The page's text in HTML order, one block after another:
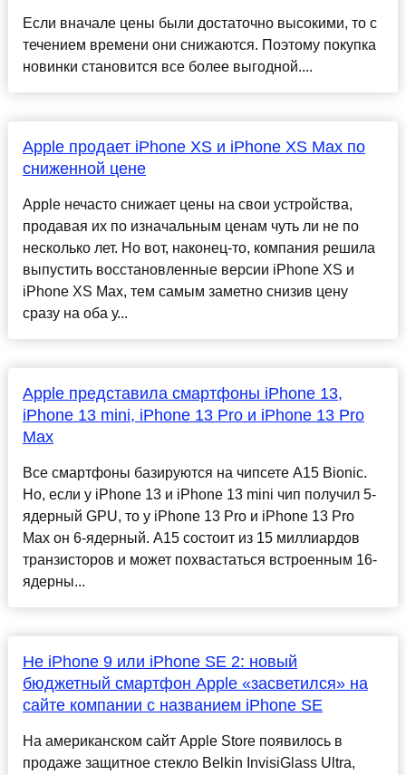
Если вначале цены были достаточно высокими, то с
течением времени они снижаются. Поэтому покупка
новинки становится все более выгодной....
Apple продает iPhone XS и iPhone XS Max по
сниженной цене
Apple нечасто снижает цены на свои устройства,
продавая их по изначальным ценам чуть ли не по
несколько лет. Но вот, наконец-то, компания решила
выпустить восстановленные версии iPhone XS и
iPhone XS Max, тем самым заметно снизив цену
сразу на оба у...
Apple представила смартфоны iPhone 13,
iPhone 13 mini, iPhone 13 Pro и iPhone 13 Pro
Max
Все смартфоны базируются на чипсете A15 Bionic.
Но, если у iPhone 13 и iPhone 13 mini чип получил 5-
ядерный GPU, то у iPhone 13 Pro и iPhone 13 Pro
Max он 6-ядерный. A15 состоит из 15 миллиардов
транзисторов и может похвастаться встроенным 16-
ядерны...
Не iPhone 9 или iPhone SE 2: новый
бюджетный смартфон Apple «засветился» на
сайте компании с названием iPhone SE
На американском сайт Apple Store появилось в
продаже защитное стекло Belkin InvisiGlass Ultra,